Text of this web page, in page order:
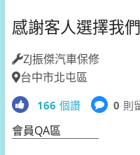
感謝客人選擇我
ZJ振傑汽車保修
台中市北屯區
166 個讚 0 則
會員QA區